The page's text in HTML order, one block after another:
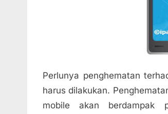
Perlunya penghematan
harus dilakukan.
mobile akan berdampak